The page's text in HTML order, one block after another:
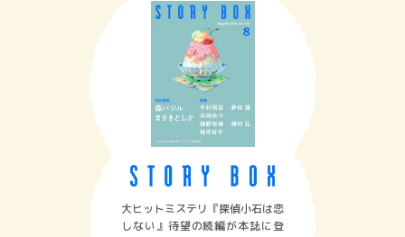
大ヒットミステリ『探偵小石は恋
しない』待望の続編が本誌に登